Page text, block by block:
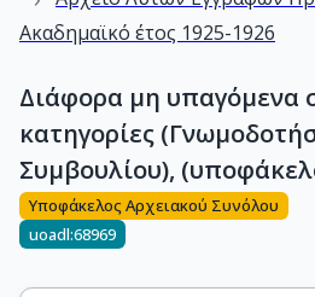
Ακαδημαϊκό έτος 1925-1926
Διάφορα μη υπαγόμενα
κατηγορίες
Συμβουλίου),
Υποφάκελος Αρχειακού Συνόλου
uoadl:68969